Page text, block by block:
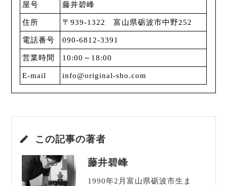
屋号 藤井碧峰
住所 〒939-1322 富山県砺波市中野252
電話番号 090-6812-3391
営業時間 10:00～18:00
E-mail info@original-sho.com
この記事の著者
藤井碧峰
1990年2月富山県砺波市生ま